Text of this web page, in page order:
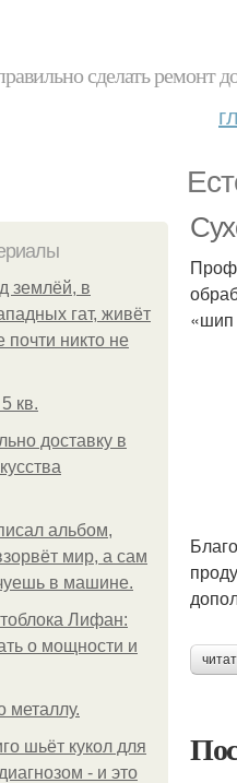
сделать ремонт
землёй, в
гат, живёт
почти никто не
кв.
доставку в
альбом,
мир, а сам
в машине.
Лифан:
о мощности и
металлу.
шьёт кукол для
- и это
«шип